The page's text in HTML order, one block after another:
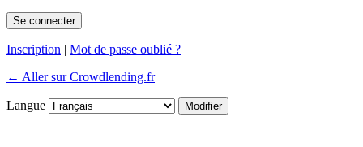
Inscription | Mot de passe oublié ?
← Aller sur Crowdlending.fr
Langue